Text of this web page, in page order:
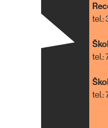
tel.:
tel.:
tel.: